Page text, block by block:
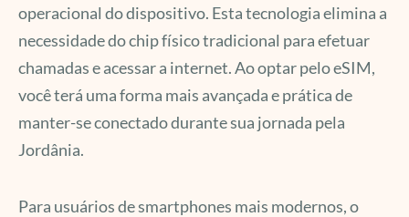
operacional do dispositivo. Esta tecnologia elimina a
necessidade do chip físico tradicional para efetuar
chamadas e acessar a internet. Ao optar pelo eSIM,
você terá uma forma mais avançada e prática de
manter-se conectado durante sua jornada pela
Jordânia.
Para usuários de smartphones mais modernos, o